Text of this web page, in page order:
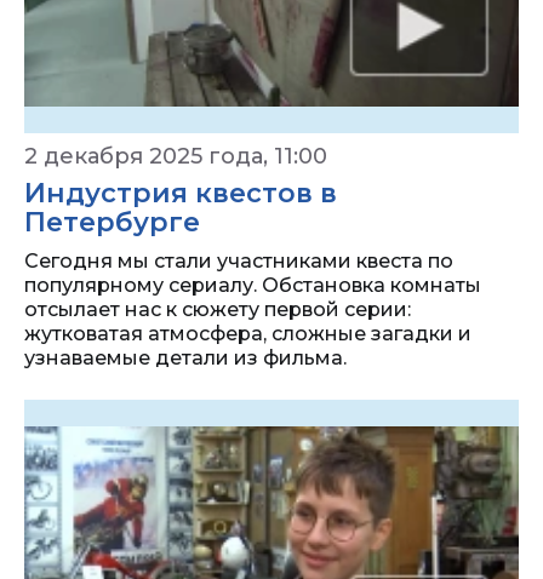
2 декабря 2025 года, 11:00
Индустрия квестов в
Петербурге
Сегодня мы стали участниками квеста по
популярному сериалу. Обстановка комнаты
отсылает нас к сюжету первой серии:
жутковатая атмосфера, сложные загадки и
узнаваемые детали из фильма.